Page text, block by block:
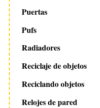
Puertas
Pufs
Radiadores
Reciclaje de objetos
Reciclando objetos
Relojes de pared